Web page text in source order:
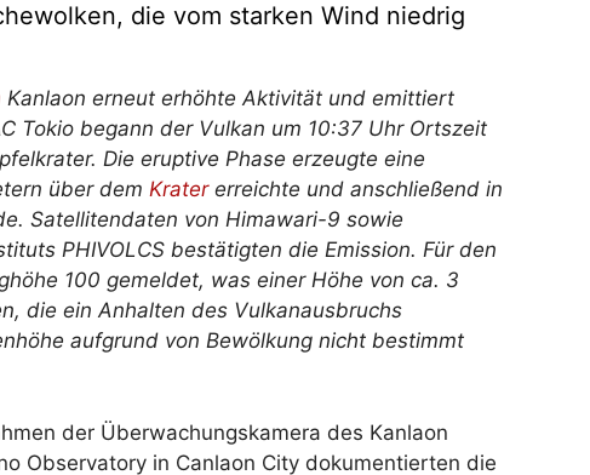
die vom starken Wind niedrig
Kanlaon erneut erhöhte Aktivität und emittiert
Tokio begann der Vulkan um 10:37 Uhr Ortszeit
Die eruptive Phase erzeugte eine
über dem Kratererreichte und anschließend in
Satellitendaten von Himawari-9 sowie
PHIVOLCS bestätigten die Emission. Für den
100 gemeldet, was einer Höhe von ca. 3
die ein Anhalten des Vulkanausbruchs
aufgrund von Bewölkung nicht bestimmt
der Überwachungskamera des Kanlaon
Observatory in Canlaon City dokumentierten die